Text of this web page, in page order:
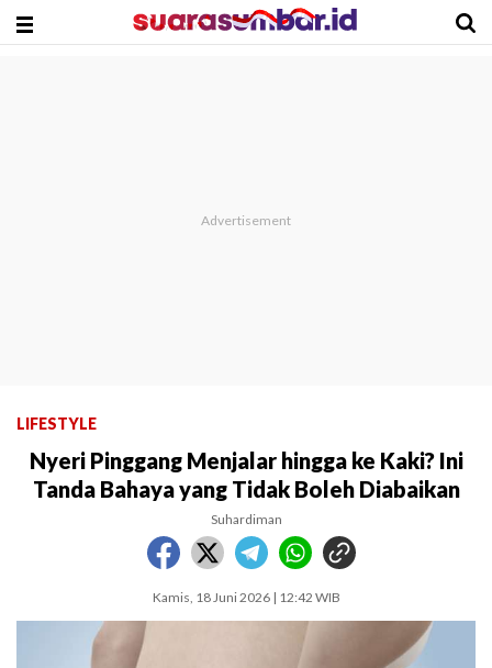
LIFESTYLE
Nyeri Pinggang Menjalar hingga ke Kaki? Ini
Tanda Bahaya yang Tidak Boleh Diabaikan
Suhardiman
Kamis, 18 Juni 2026 | 12:42 WIB